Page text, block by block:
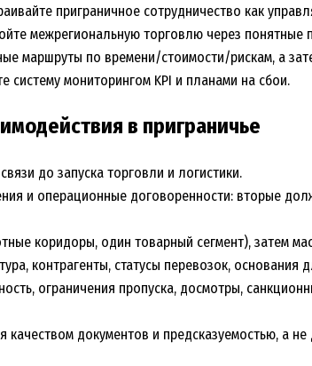
приграничное сотрудничество как
межрегиональную торговлю через
маршруты по времени/стоимости/рискам, а
систему мониторингом KPI и планами на сбои.
в приграничье
до запуска торговли и логистики.
и операционные договоренности: вторые
коридоры, один товарный сегмент), затем
контрагенты, статусы перевозок, основания
ограничения пропуска, досмотры,
качеством документов и предсказуемостью, а